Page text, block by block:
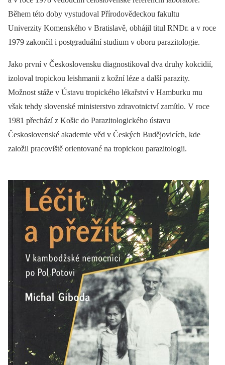
Během této doby vystudoval Přírodovědeckou fakultu
Univerzity Komenského v Bratislavě, obhájil titul RNDr. a v roce
1979 zakončil i postgraduální studium v oboru parazitologie.
Jako první v Československu diagnostikoval dva druhy kokcidií,
izoloval tropickou leishmanii z kožní léze a další parazity.
Možnost stáže v Ústavu tropického lékařství v Hamburku mu
však tehdy slovenské ministerstvo zdravotnictví zamítlo. V roce
1981 přechází z Košic do Parazitologického ústavu
Československé akademie věd v Českých Budějovicích, kde
založil pracoviště orientované na tropickou parazitologii.